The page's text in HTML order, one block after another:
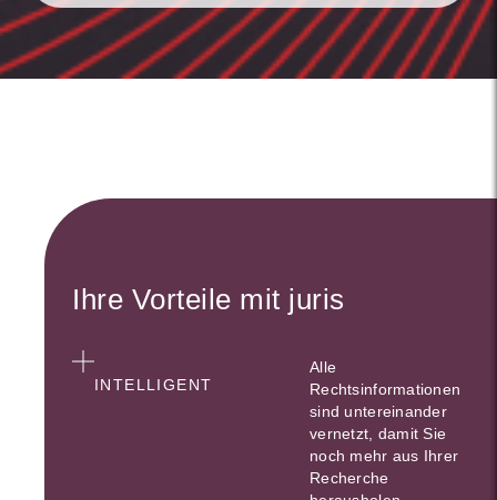
Ihre Vorteile mit juris
INTELLIGENT
Alle
Rechtsinformationen
sind untereinander
vernetzt, damit Sie
noch mehr aus Ihrer
Recherche